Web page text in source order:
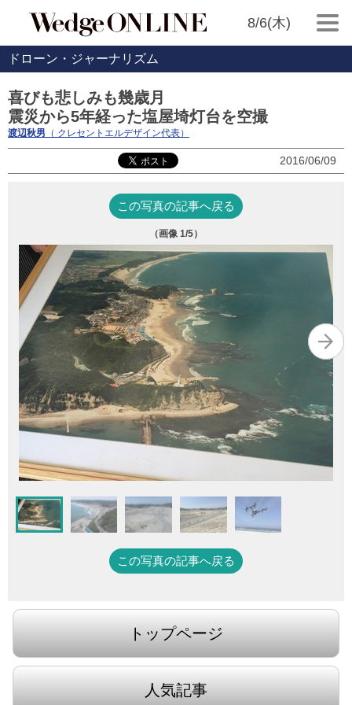
8/6(木)
ドローン・ジャーナリズム
喜びも悲しみも幾歳月
震災から5年経った塩屋埼灯台を空撮
渡辺秋男 （ クレセントエルデザイン代表）
2016/06/09
この写真の記事へ戻る
（画像 1/5）
この写真の記事へ戻る
トップページ
人気記事